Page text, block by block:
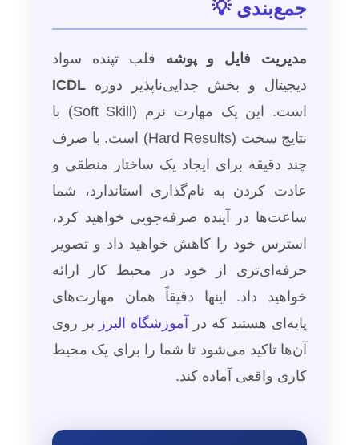
جمع‌بندی 💡
مدیریت فایل و پوشه قلب تپنده سواد
دیجیتال و بخش جدایی‌ناپذیر دوره ICDL
است. این یک مهارت نرم (Soft Skill) با
نتایج سخت (Hard Results) است. با صرف
چند دقیقه برای ایجاد یک ساختار منطقی و
عادت کردن به نام‌گذاری استاندارد، شما
ساعت‌ها در آینده صرفه‌جویی خواهید کرد،
استرس خود را کاهش خواهید داد و تصویر
حرفه‌ای‌تری از خود در محیط کار ارائه
خواهید داد. اینها دقیقاً همان مهارت‌های
پایه‌ای هستند که در
آموزشگاه البرز بر روی
آن‌ها تاکید می‌شود تا شما را برای یک محیط
کاری واقعی آماده کند.